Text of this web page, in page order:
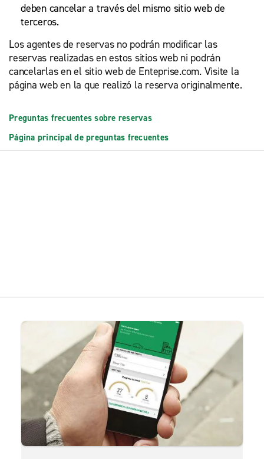
deben cancelar a través del mismo sitio web de
terceros.
Los agentes de reservas no podrán modificar las
reservas realizadas en estos sitios web ni podrán
cancelarlas en el sitio web de Enteprise.com. Visite la
página web en la que realizó la reserva originalmente.
Preguntas frecuentes sobre reservas
Página principal de preguntas frecuentes